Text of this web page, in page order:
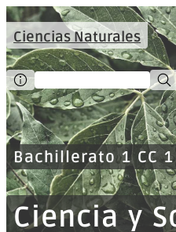
Ciencias Naturales
Bachillerato 1 CC 1
Ciencia y